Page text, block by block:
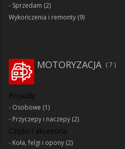
Sprzedam (2)
Wykończenia i remonty (9)
MOTORYZACJA 7
Pojazdy
Osobowe (1)
Przyczepy i naczepy (2)
Części i akcesoria
Koła, felgi i opony (2)